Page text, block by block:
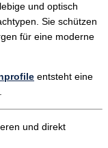
und optisch
Sie schützen
für eine moderne
entsteht eine
und direkt